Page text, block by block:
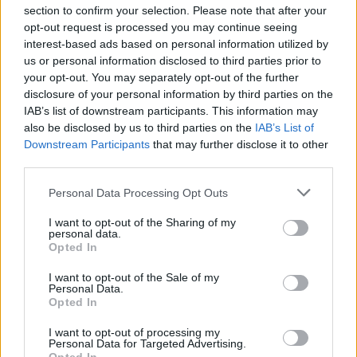
section to confirm your selection. Please note that after your
opt-out request is processed you may continue seeing
interest-based ads based on personal information utilized by
us or personal information disclosed to third parties prior to
your opt-out. You may separately opt-out of the further
disclosure of your personal information by third parties on the
IAB’s list of downstream participants. This information may
also be disclosed by us to third parties on the IAB’s List of
Downstream Participants that may further disclose it to other
Personal Data Processing Opt Outs
I want to opt-out of the Sharing of my
personal data.
Opted In
I want to opt-out of the Sale of my
Personal Data.
Opted In
I want to opt-out of processing my
Personal Data for Targeted Advertising.
immersiva e modulare per bambini con e
senza bisogni speciali.
BioFashionTech(CleanTech & Energy: il
progetto, di PoliHub – Innovation District &
Startup Accelerator, prevede la
trasformazione dei rifiuti tessili a fibre
miste in materiali biobased utilizzando un
processo enzimatico brevettato per un
riciclaggio sostenibile.
INSIGHT
(Life Sciences & MedTech): il
progetto – del Politecnico di Milano-
propone un add-on endoscopico
sensorizzato per una colonscopia
potenziata dall’IA.
EFESO (Industrial Technologies): il
progetto, del Politecnico di Milano,